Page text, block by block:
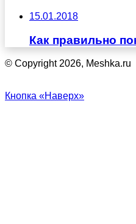
15.01.2018
Как правильно
© Copyright 2026, Meshka.ru
Кнопка «Наверх»